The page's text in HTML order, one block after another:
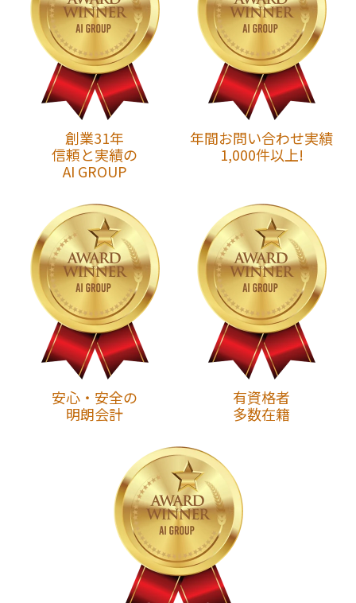
創業31年
信頼と実績の
AI GROUP
年間お問い合わせ実績
1,000件以上!
安心・安全の
明朗会計
有資格者
多数在籍